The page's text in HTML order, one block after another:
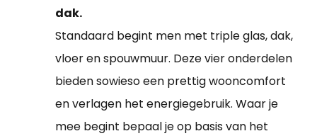
dak.
Standaard begint men met triple glas, dak,
vloer en spouwmuur. Deze vier onderdelen
bieden sowieso een prettig wooncomfort
en verlagen het energiegebruik. Waar je
mee begint bepaal je op basis van het